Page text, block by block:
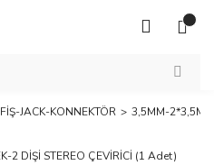
FİŞ-JACK-KONNEKTÖR 3,5MM-2*3,5MM